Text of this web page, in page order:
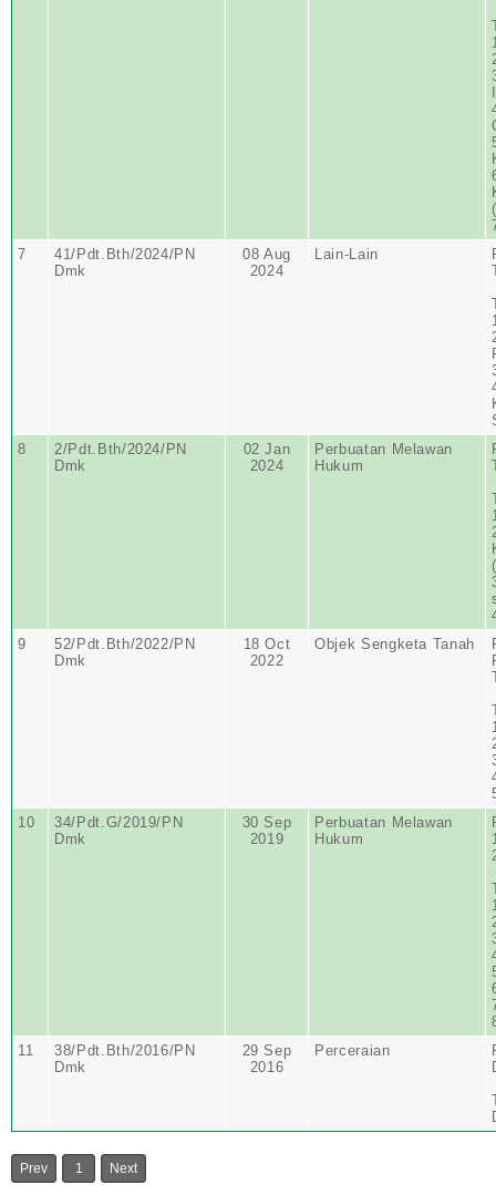
7
41/Pdt.Bth/2024/PN
Dmk
08 Aug
2024
Lain-Lain
8
2/Pdt.Bth/2024/PN
Dmk
02 Jan
2024
Perbuatan Melawan
Hukum
9
52/Pdt.Bth/2022/PN
Dmk
18 Oct
2022
Objek Sengketa Tanah
10
34/Pdt.G/2019/PN
Dmk
30 Sep
2019
Perbuatan Melawan
Hukum
11
38/Pdt.Bth/2016/PN
Dmk
29 Sep
2016
Perceraian
Prev 1 Next